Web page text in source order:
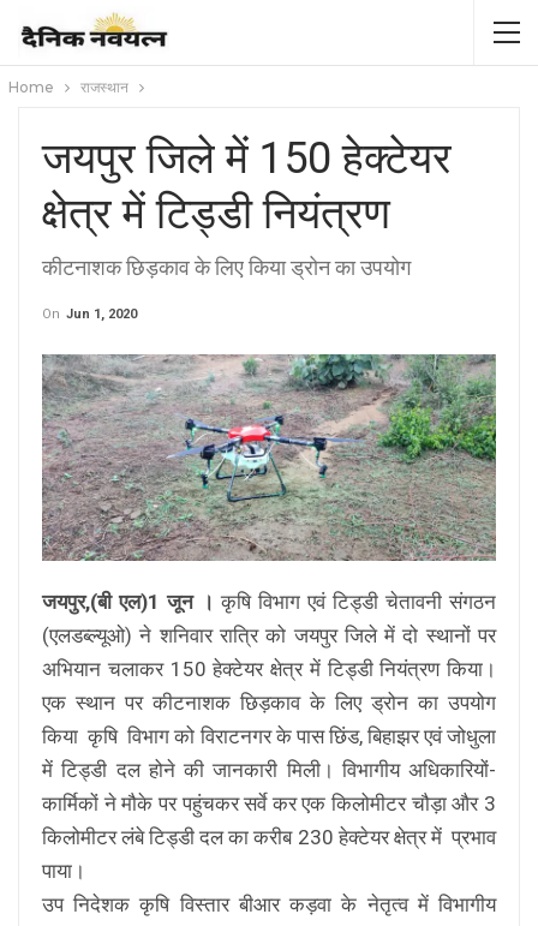
Home राजस्थान
जयपुर जिले में 150 हेक्टेयर
क्षेत्र में टिड्डी नियंत्रण
कीटनाशक छिड़काव के लिए किया ड्रोन का उपयोग
On Jun 1, 2020
जयपुर,(बी एल)1 जून । कृषि विभाग एवं टिड्डी चेतावनी संगठन
(एलडब्ल्यूओ) ने शनिवार रात्रि को जयपुर जिले में दो स्थानों पर
अभियान चलाकर 150 हेक्टेयर क्षेत्र में टिड्डी नियंत्रण किया।
एक स्थान पर कीटनाशक छिड़काव के लिए ड्रोन का उपयोग
किया कृषि विभाग को विराटनगर के पास छिंड, बिहाझर एवं जोधुला
में टिड्डी दल होने की जानकारी मिली। विभागीय अधिकारियों-
कार्मिकों ने मौके पर पहुंचकर सर्वे कर एक किलोमीटर चौड़ा और 3
किलोमीटर लंबे टिड्डी दल का करीब 230 हेक्टेयर क्षेत्र में प्रभाव
पाया।
उप निदेशक कृषि विस्तार बीआर कड़वा के नेतृत्व में विभागीय